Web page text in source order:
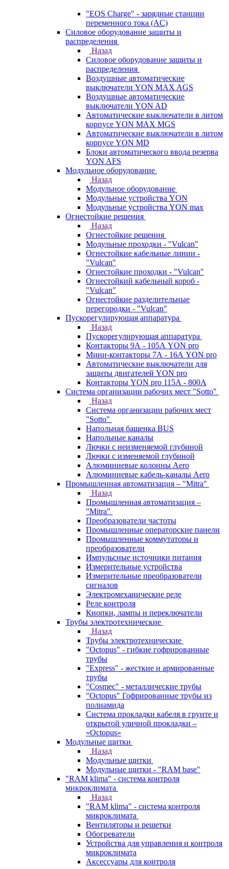
"EOS Charge" - зарядные станции
переменного тока (AC)
Силовое оборудование защиты и
распределения
Назад
Силовое оборудование защиты и
распределения
Воздушные автоматические
выключатели YON MAX AGS
Воздушные автоматические
выключатели YON AD
Автоматические выключатели в литом
корпусе YON MAX MGS
Автоматические выключатели в литом
корпусе YON MD
Блоки автоматического ввода резерва
YON AFS
Модульное оборудование
Назад
Модульное оборудование
Модульные устройства YON
Модульные устройства YON max
Огнестойкие решения
Назад
Огнестойкие решения
Модульные проходки - "Vulcan"
Огнестойкие кабельные линии -
"Vulcan"
Огнестойкие проходки - "Vulcan"
Огнестойкий кабельный короб -
"Vulcan"
Огнестойкие разделительные
перегородки - "Vulcan"
Пускорегулирующая аппаратура
Назад
Пускорегулирующая аппаратура
Контакторы 9А - 105А YON pro
Мини-контакторы 7А - 16А YON pro
Автоматические выключатели для
защиты двигателей YON pro
Контакторы YON pro 115А - 800А
Система организации рабочих мест "Sotto"
Назад
Система организации рабочих мест
"Sotto"
Напольная башенка BUS
Напольные каналы
Лючки с неизменяемой глубиной
Лючки с изменяемой глубиной
Алюминиевые колонны Aero
Алюминиевые кабель-каналы Aero
Промышленная автоматизация – "Mitra"
Назад
Промышленная автоматизация –
"Mitra"
Преобразователи частоты
Промышленные операторские панели
Промышленные коммутаторы и
преобразователи
Импульсные источники питания
Измерительные устройства
Измерительные преобразователи
сигналов
Электромеханические реле
Реле контроля
Кнопки, лампы и переключатели
Трубы электротехнические
Назад
Трубы электротехнические
"Octopus" - гибкие гофрированные
трубы
"Express" - жесткие и армированные
трубы
"Cosmec" - металлические трубы
"Octopus" Гофрированные трубы из
полиамида
Система прокладки кабеля в грунте и
открытой уличной прокладки –
«Octopus»
Модульные щитки
Назад
Модульные щитки
Модульные щитки - "RAM base"
"RAM klima" - система контроля
микроклимата
Назад
"RAM klima" - система контроля
микроклимата
Вентиляторы и решетки
Обогреватели
Устройства для управления и контроля
микроклимата
Аксессуары для контроля